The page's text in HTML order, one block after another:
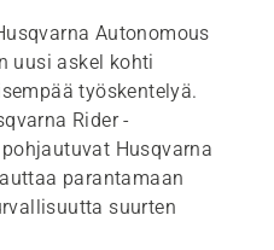
Autonomous
uusi askel kohti
työskentelyä.
Rider -
Husqvarna
parantamaan
suurten